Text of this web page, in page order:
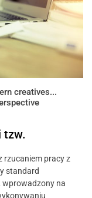
creatives...
tzw.
rzucaniem pracy z
standard
na